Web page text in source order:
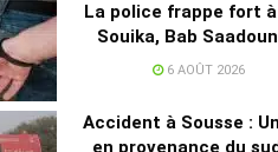
La police frappe fort à
Souika, Bab
Halfaouine : 15
arrêtés
6 AOÛT 2026
Accident à Sousse :
en provenance du